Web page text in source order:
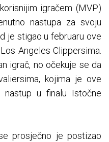
igračem (MVP)
nastupa za svoju
je stigao u februaru ove
Angeles Clippersima.
igrač, no očekuje se da
kojima je ove
nastup u finalu Istočne
prosječno je postizao